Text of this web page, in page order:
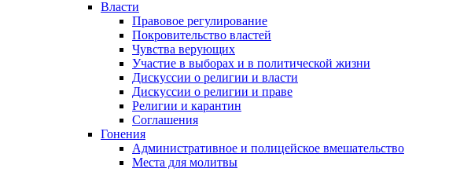
Власти
Правовое регулирование
Покровительство властей
Чувства верующих
Участие в выборах и в политической жизни
Дискуссии о религии и власти
Дискуссии о религии и праве
Религии и карантин
Соглашения
Гонения
Административное и полицейское вмешательство
Места для молитвы